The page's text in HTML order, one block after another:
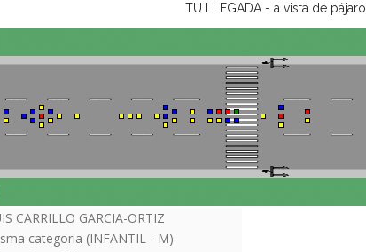
TU LLEGADA - a vista de pájaro
CARRILLO GARCIA-ORTIZ
categoria (INFANTIL - M)